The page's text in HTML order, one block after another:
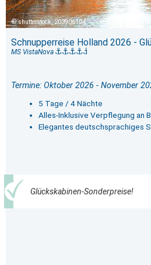
shutterstock_203906104
Schnupperreise Holland 2026 -
MS VistaNova
Termine: Oktober 2026 - November
5 Tage / 4 Nächte
Alles-Inklusive Verpflegung an
Elegantes deutschsprachiges
Glückskabinen-Sonderpreise!